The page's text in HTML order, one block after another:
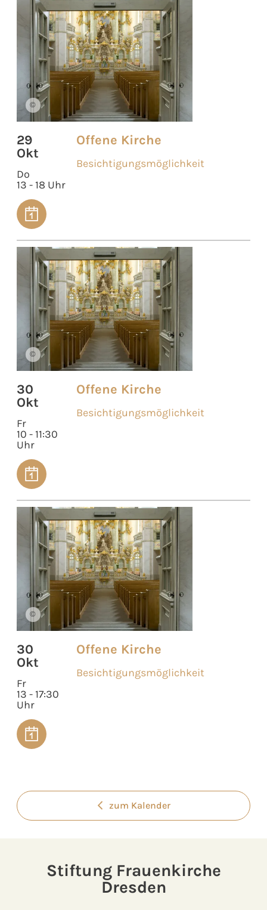
©
29
Okt
Do
13 - 18 Uhr
Offene Kirche
Besichtigungsmöglichkeit
©
30
Okt
Fr
10 - 11:30
Uhr
Offene Kirche
Besichtigungsmöglichkeit
©
30
Okt
Fr
13 - 17:30
Uhr
Offene Kirche
Besichtigungsmöglichkeit
zum Kalender
Stiftung Frauenkirche
Dresden